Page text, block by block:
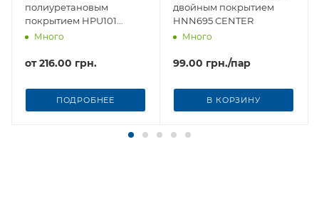
полиуретановым
покрытием HPU101
CENTER
Много
от216.00 грн.
ПОДРОБНЕЕ
двойным покрытием
HNN695 CENTER
Много
99.00 грн./пар
В КОРЗИНУ